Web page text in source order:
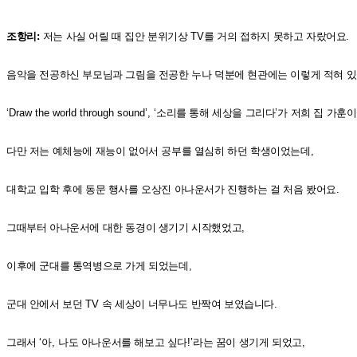
조항리: 저는 사실 어릴 때 집안 분위기상TV를 거의 접하지 못하고 자랐어요
음악을 전공하신 부모님과 그림을 전공한 누나 덕분에 현관에는 이렇게 적혀
‘Draw the world through sound’, ‘소리를 통해 세상을 그리다’가 저희 집 가훈
다만 저는 예체능에 재능이 없어서 공부를 열심히 하던 학생이었는데
대학교 입학 후에 동문 행사를 오상진 아나운서가 진행하는 걸 처음 봤어요
그때부터 아나운서에 대한 동경이 생기기 시작했었고
이후에 군대를 통역병으로 가게 되었는데
군대 안에서 보던 TV 속 세상이 너무나도 반짝여 보였습니다
그래서‘아 나도 아나운서를 해보고 싶다!’라는 꿈이 생기게 되었고